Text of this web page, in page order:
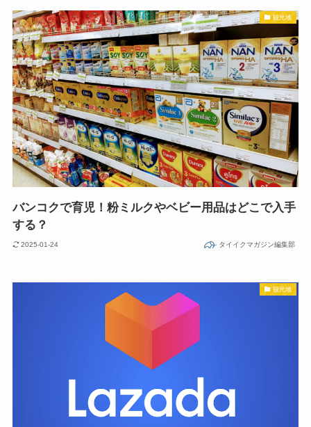
観光地
バンコクで育児！粉ミルクやベビー用品はどこで入手
する？
2025-01-24 タイイクマガジン編集部
観光地